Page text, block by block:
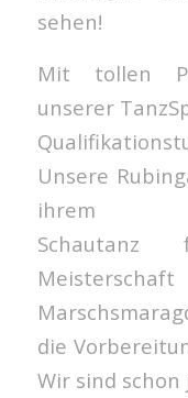
sehen!
Mit tollen
unserer
Unsere
ihrem
Schautanz
die
Wir sind